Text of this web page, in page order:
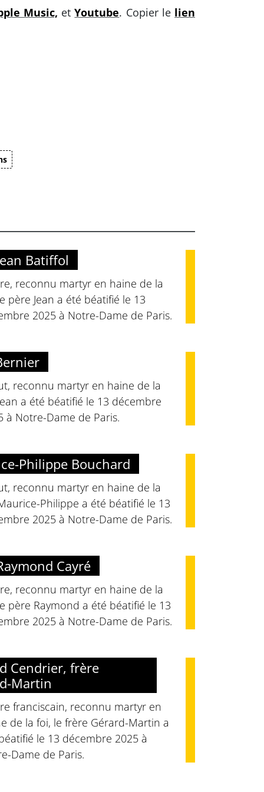
Music, etYoutube. Copier le lien
Batiffol
reconnu martyr en haine de la
père Jean a été béatifié le 13
2025 à Notre-Dame de Paris.
reconnu martyr en haine de la
a été béatifié le 13 décembre
à Notre-Dame de Paris.
Philippe Bouchard
reconnu martyr en haine de la
Philippe a été béatifié le 13
2025 à Notre-Dame de Paris.
Cayré
reconnu martyr en haine de la
père Raymond a été béatifié le 13
2025 à Notre-Dame de Paris.
Cendrier, frère
Martin
franciscain, reconnu martyr en
de la foi, le frère Gérard-Martin a
le 13 décembre 2025 à
Dame de Paris.